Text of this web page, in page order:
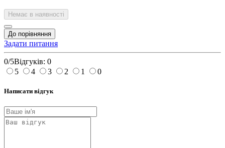
Немає в наявності
До порівняння
Задати питання
0/5Відгуків: 0
5
4 3 2 1 0
Написати відгук